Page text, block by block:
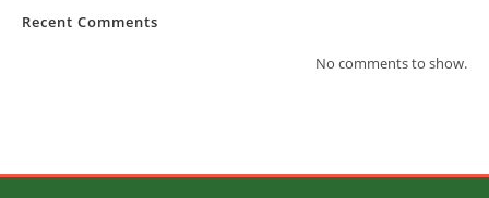
Recent Comments
No comments to show.